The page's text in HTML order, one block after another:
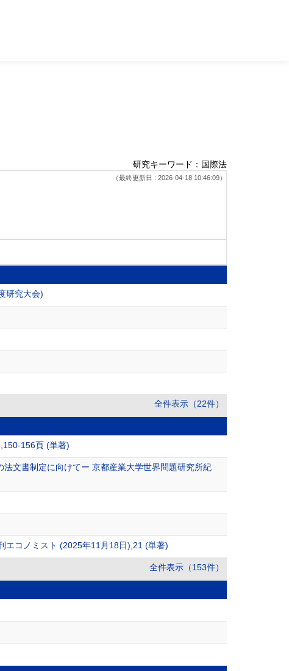
研究キーワード：国際法
（最終更新日 : 2026-04-18 10:46:09）
研究大会)
全件表示（22件）
156頁 (単著)
文書制定に向けてー 京都産業大学世界問題研究所紀
コノミスト (2025年11月18日),21 (単著)
全件表示（153件）